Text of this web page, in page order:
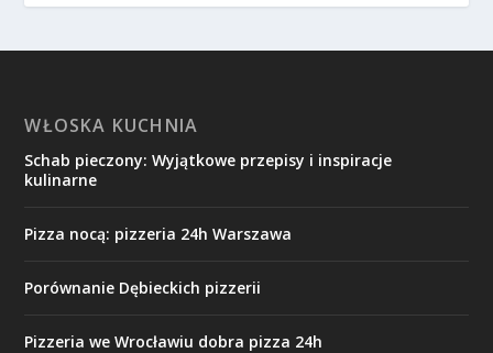
WŁOSKA KUCHNIA
Schab pieczony: Wyjątkowe przepisy i inspiracje
kulinarne
Pizza nocą: pizzeria 24h Warszawa
Porównanie Dębieckich pizzerii
Pizzeria we Wrocławiu dobra pizza 24h